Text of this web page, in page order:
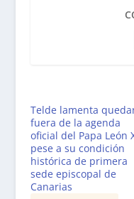
Telde lamenta
fuera de la agenda
oficial del Papa León
pese a su condición
histórica de primera
sede episcopal de
Canarias